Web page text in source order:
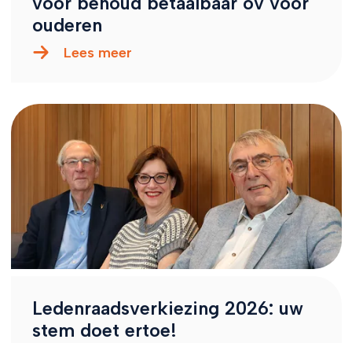
ouderen
Lees meer
Ledenraadsverkiezing 2026: uw
stem doet ertoe!